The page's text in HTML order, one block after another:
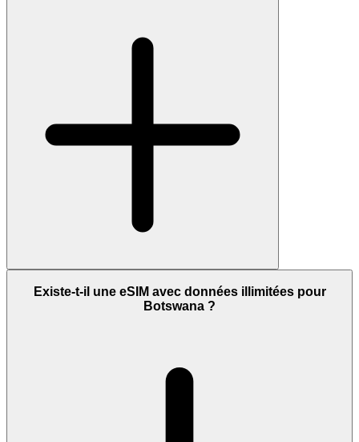
Existe-t-il une eSIM avec données illimitées pour
Botswana ?